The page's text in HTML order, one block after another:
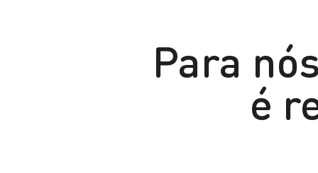
Para
é